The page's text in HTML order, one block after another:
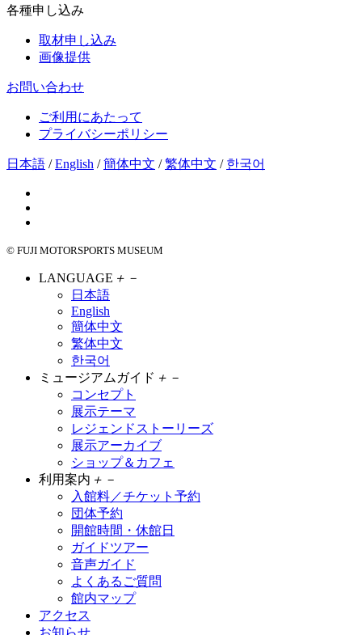
各種申し込み
取材申し込み
画像提供
お問い合わせ
ご利用にあたって
プライバシーポリシー
日本語 /English /簡体中文 /繁体中文 / 한국어
© FUJI MOTORSPORTS MUSEUM
LANGUAGE ＋ －
日本語
English
簡体中文
繁体中文
한국어
ミュージアムガイド ＋ －
コンセプト
展示テーマ
レジェンドストーリーズ
展示アーカイブ
ショップ＆カフェ
利用案内 ＋ －
入館料／チケット予約
団体予約
開館時間・休館日
ガイドツアー
音声ガイド
よくあるご質問
館内マップ
アクセス